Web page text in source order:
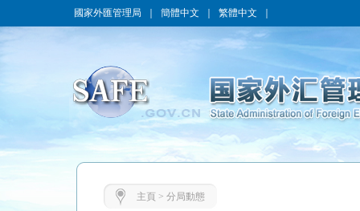
國家外匯管理局 簡體中文 繁體中文
主頁 > 分局動態